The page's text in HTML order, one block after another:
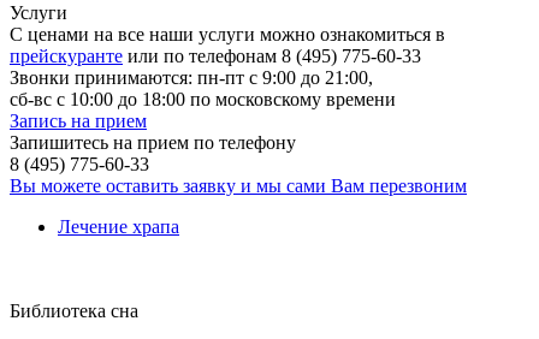
Услуги
С ценами на все наши услуги можно ознакомиться в
прейскуранте или по телефонам 8 (495) 775-60-33
Звонки принимаются: пн-пт с 9:00 до 21:00,
сб-вс с 10:00 до 18:00 по московскому времени
Запись на прием
Запишитесь на прием по телефону
8 (495) 775-60-33
Вы можете оставить заявку и мы сами Вам перезвоним
Лечение храпа
Библиотека сна